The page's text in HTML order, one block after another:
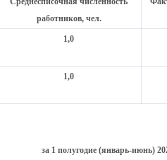
работников, чел.
1,0
1,0
за 1 полугодие (январь-июнь)